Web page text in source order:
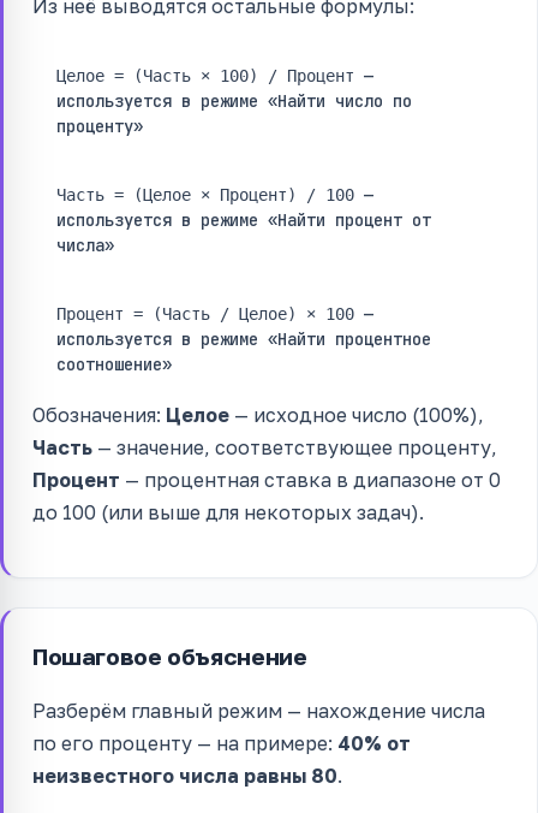
Из неё выводятся остальные формулы:
Целое = (Часть × 100) / Процент —
используется в режиме «Найти число по
проценту»
Часть = (Целое × Процент) / 100 —
используется в режиме «Найти процент от
числа»
Процент = (Часть / Целое) × 100 —
используется в режиме «Найти процентное
соотношение»
Обозначения: Целое — исходное число (100%),
Часть — значение, соответствующее проценту,
Процент — процентная ставка в диапазоне от 0
до 100 (или выше для некоторых задач).
Пошаговое объяснение
Разберём главный режим — нахождение числа
по его проценту — на примере: 40% от
неизвестного числа равны 80.